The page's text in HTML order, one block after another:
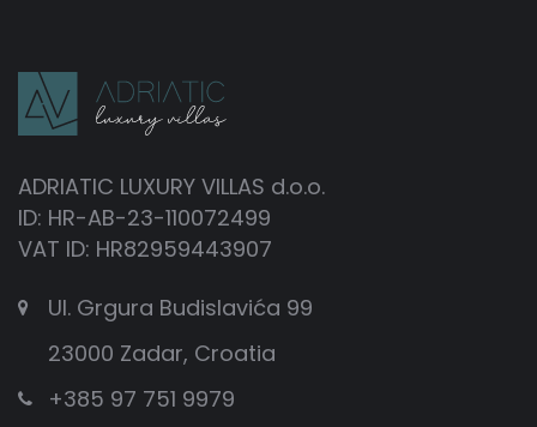
ADRIATIC LUXURY VILLAS d.o.o.
ID: HR-AB-23-110072499
VAT ID: HR82959443907
Ul. Grgura Budislavića 99
23000 Zadar, Croatia
+385 97 751 9979